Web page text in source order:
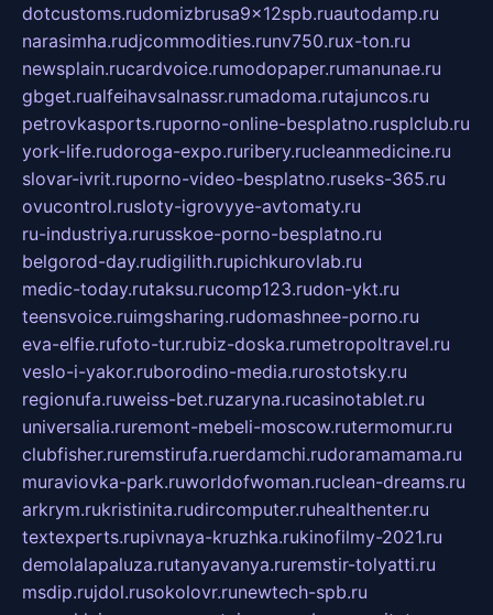
dotcustoms.rudomizbrusa9x12spb.ruautodamp.ru
narasimha.rudjcommodities.runv750.rux-ton.ru
newsplain.rucardvoice.rumodopaper.rumanunae.ru
gbget.rualfeihavsalnassr.rumadoma.rutajuncos.ru
petrovkasports.ruporno-online-besplatno.rusplclub.ru
york-life.rudoroga-expo.ruribery.rucleanmedicine.ru
slovar-ivrit.ruporno-video-besplatno.ruseks-365.ru
ovucontrol.rusloty-igrovyye-avtomaty.ru
ru-industriya.rurusskoe-porno-besplatno.ru
belgorod-day.rudigilith.rupichkurovlab.ru
medic-today.rutaksu.rucomp123.rudon-ykt.ru
teensvoice.ruimgsharing.rudomashnee-porno.ru
eva-elfie.rufoto-tur.rubiz-doska.rumetropoltravel.ru
veslo-i-yakor.ruborodino-media.rurostotsky.ru
regionufa.ruweiss-bet.ruzaryna.rucasinotablet.ru
universalia.ruremont-mebeli-moscow.rutermomur.ru
clubfisher.ruremstirufa.ruerdamchi.rudoramamama.ru
muraviovka-park.ruworldofwoman.ruclean-dreams.ru
arkrym.rukristinita.rudircomputer.ruhealthenter.ru
textexperts.rupivnaya-kruzhka.rukinofilmy-2021.ru
demolalapaluza.rutanyavanya.ruremstir-tolyatti.ru
msdip.rujdol.rusokolovr.runewtech-spb.ru